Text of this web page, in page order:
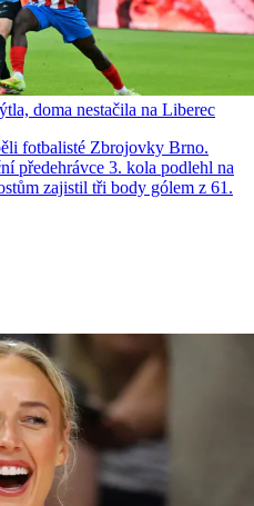
doma nestačila na Liberec
fotbalisté Zbrojovky Brno.
předehrávce 3. kola podlehl na
zajistil tři body gólem z 61.